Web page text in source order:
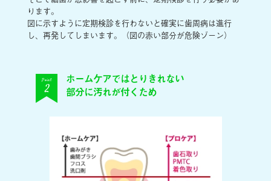
ります。
図に示すように定期検診を行わないと確実に歯周病は進行
し、再発してしまいます。（図の赤い部分が危険ゾーン）
Point
2
ホームケアではとりきれない
部分に汚れが付くため